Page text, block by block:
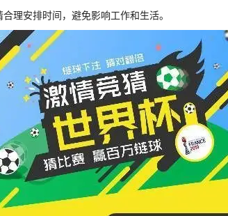
理安排时间，避免影响工作和生活。